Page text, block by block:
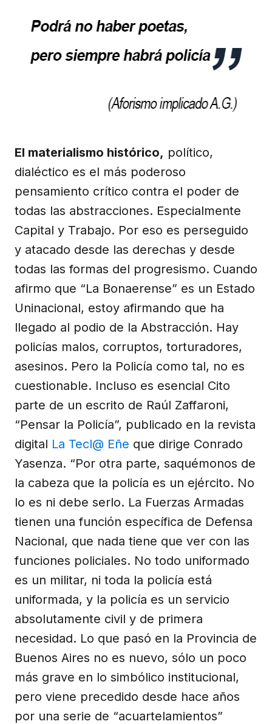
El materialismo histórico, político,
dialéctico es el más poderoso
pensamiento crítico contra el poder de
todas las abstracciones. Especialmente
Capital y Trabajo. Por eso es perseguido
y atacado desde las derechas y desde
todas las formas del progresismo. Cuando
afirmo que “La Bonaerense” es un Estado
Uninacional, estoy afirmando que ha
llegado al podio de la Abstracción. Hay
policías malos, corruptos, torturadores,
asesinos. Pero la Policía como tal, no es
cuestionable. Incluso es esencial Cito
parte de un escrito de Raúl Zaffaroni,
“Pensar la Policía”, publicado en la revista
digital La Tecl@ Eñe que dirige Conrado
Yasenza. “Por otra parte, saquémonos de
la cabeza que la policía es un ejército. No
lo es ni debe serlo. La Fuerzas Armadas
tienen una función específica de Defensa
Nacional, que nada tiene que ver con las
funciones policiales. No todo uniformado
es un militar, ni toda la policía está
uniformada, y la policía es un servicio
absolutamente civil y de primera
necesidad. Lo que pasó en la Provincia de
Buenos Aires no es nuevo, sólo un poco
más grave en lo simbólico institucional,
pero viene precedido desde hace años
por una serie de “acuartelamientos”